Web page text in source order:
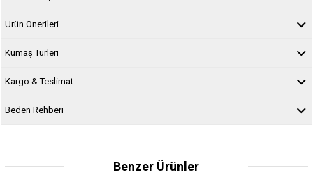
Ürün Önerileri
Kumaş Türleri
Kargo & Teslimat
Beden Rehberi
Benzer Ürünler